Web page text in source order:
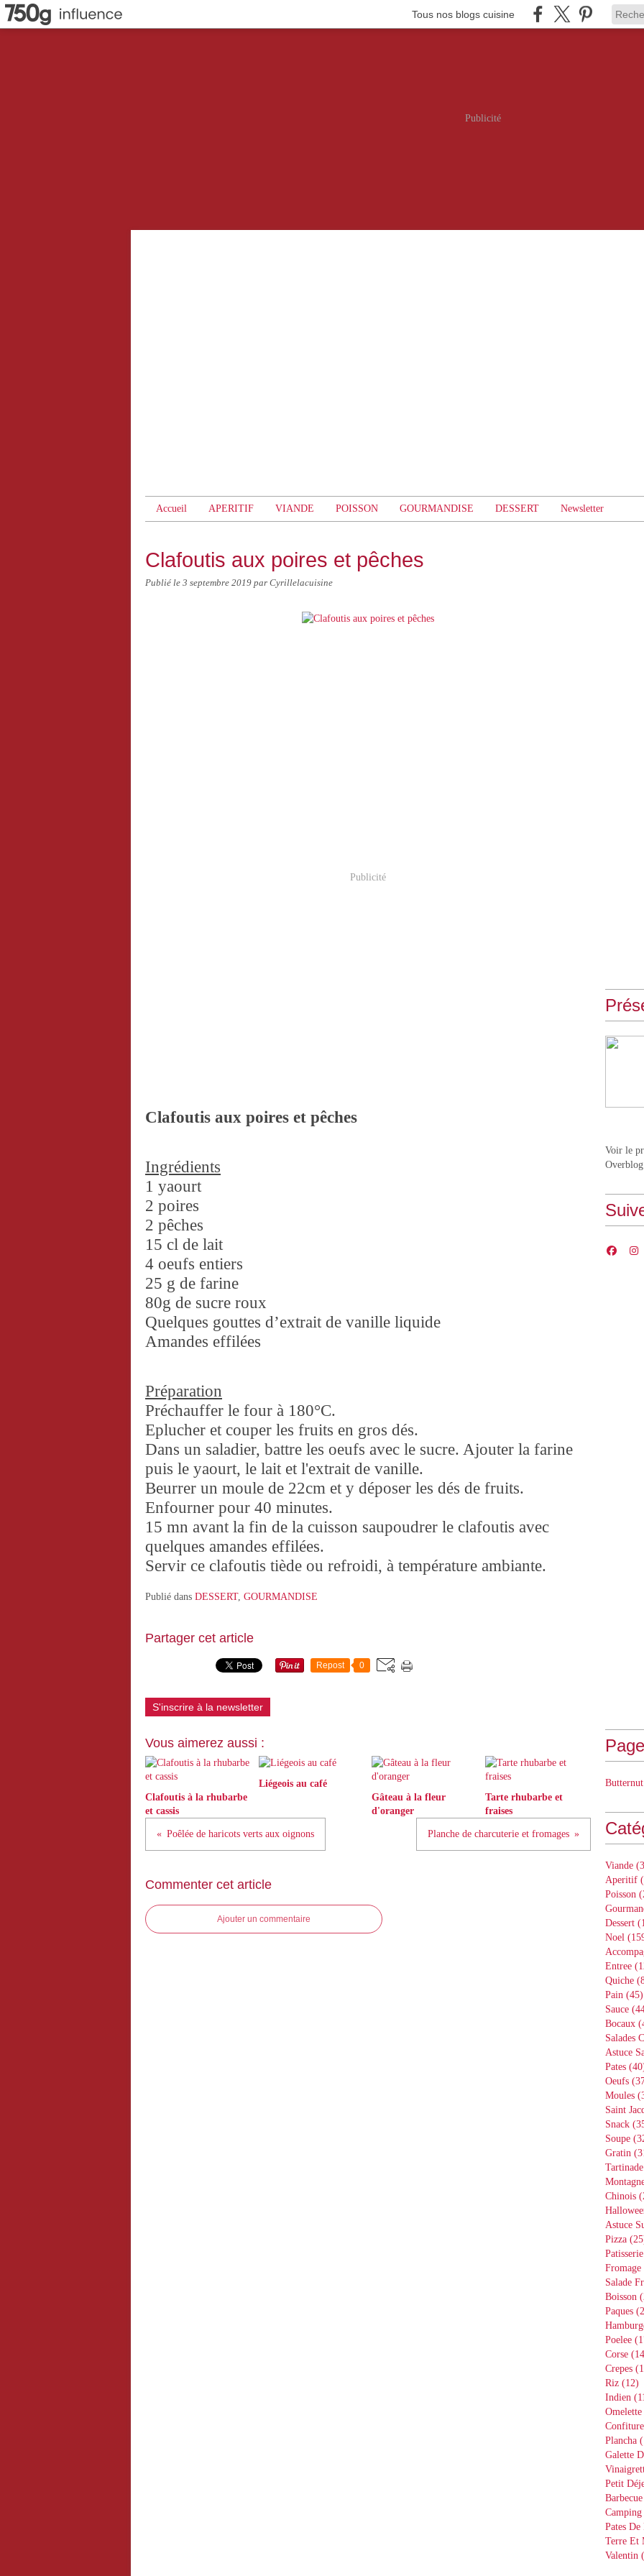
Tous nos blogs cuisine
Publicité
Accueil APERITIF VIANDE POISSON GOURMANDISE DESSERT Newsletter
Clafoutis aux poires et pêches
Publié le 3 septembre 2019 par Cyrillelacuisine
Publicité
Clafoutis aux poires et pêches
Ingrédients
1 yaourt
2 poires
2 pêches
15 cl de lait
4 oeufs entiers
25 g de farine
80g de sucre roux
Quelques gouttes d’extrait de vanille liquide
Amandes effilées
Préparation
Préchauffer le four à 180°C.
Eplucher et couper les fruits en gros dés.
Dans un saladier, battre les oeufs avec le sucre. Ajouter la farine
puis le yaourt, le lait et l'extrait de vanille.
Beurrer un moule de 22cm et y déposer les dés de fruits.
Enfourner pour 40 minutes.
15 mn avant la fin de la cuisson saupoudrer le clafoutis avec
quelques amandes effilées.
Servir ce clafoutis tiède ou refroidi, à température ambiante.
Publié dans DESSERT, GOURMANDISE
Partager cet article
Repost 0
S'inscrire à la newsletter
Vous aimerez aussi :
Clafoutis à la rhubarbe
et cassis
Liégeois au café
Gâteau à la fleur
d'oranger
Tarte rhubarbe et
fraises
Poêlée de haricots verts aux oignons Planche de charcuterie et fromages
Commenter cet article
Ajouter un commentaire
Voir le
Overblog
Viande
Aperitif
Poisson
Dessert
Noel
Entree
Quiche
Pain (45)
Sauce
Bocaux
Salades
Astuce
Pates
Oeufs
Moules
Saint
Snack
Soupe
Gratin
Tartinade
Chinois
Astuce
Pizza
Patisserie
Fromage
Salade
Boisson
Paques
Poelee
Corse
Crepes
Riz (12)
Indien
Omelette
Confiture
Plancha
Galette
Petit
Barbecue
Camping
Pates
Terre Et
Valentin